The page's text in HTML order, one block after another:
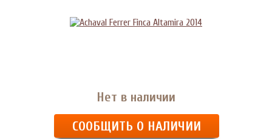
Нет в наличии
СООБЩИТЬ О НАЛИЧИИ